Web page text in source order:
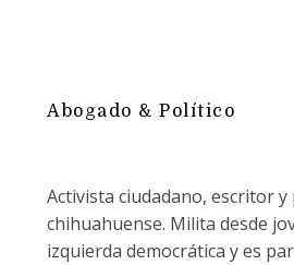
Abogado & Político
Activista ciudadano, escritor
chihuahuense. Milita desde
izquierda democrática y es